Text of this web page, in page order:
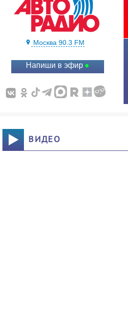
Москва 90.3 FM
Напиши в эфир
ВИДЕО